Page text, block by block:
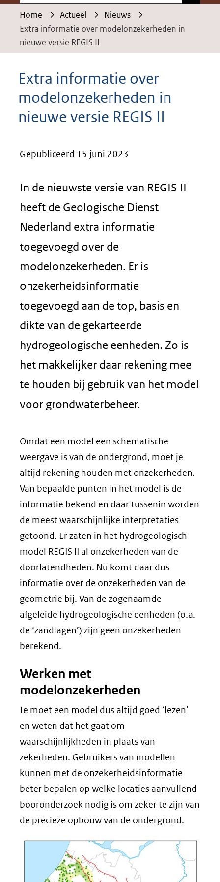
Home Actueel
Nieuws
Extra informatie over modelonzekerheden in
nieuwe versie REGIS II
Extra informatie over
modelonzekerheden in
nieuwe versie REGIS II
Gepubliceerd 15 juni 2023
In de nieuwste versie van REGIS II
heeft de Geologische Dienst
Nederland extra informatie
toegevoegd over de
modelonzekerheden. Er is
onzekerheidsinformatie
toegevoegd aan de top, basis en
dikte van de gekarteerde
hydrogeologische eenheden. Zo is
het makkelijker daar rekening mee
te houden bij gebruik van het model
voor grondwaterbeheer.
Omdat een model een schematische
weergave is van de ondergrond, moet je
altijd rekening houden met onzekerheden.
Van bepaalde punten in het model is de
informatie bekend en daar tussenin worden
de meest waarschijnlijke interpretaties
getoond. Er zaten in het hydrogeologisch
model REGIS II al onzekerheden van de
doorlatendheden. Nu komt daar dus
informatie over de onzekerheden van de
geometrie bij. Van de zogenaamde
afgeleide hydrogeologische eenheden (o.a.
de ‘zandlagen’) zijn geen onzekerheden
berekend.
Werken met
modelonzekerheden
Je moet een model dus altijd goed ‘lezen’
en weten dat het gaat om
waarschijnlijkheden in plaats van
zekerheden. Gebruikers van modellen
kunnen met de onzekerheidsinformatie
beter bepalen op welke locaties aanvullend
booronderzoek nodig is om zeker te zijn van
de precieze opbouw van de ondergrond.